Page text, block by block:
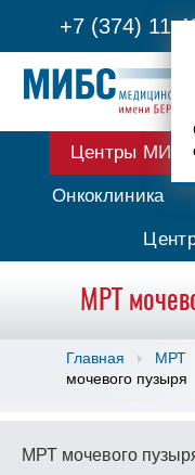
+7 (374) 11
Центры
Онкоклиника
МРТ
Главная МРТ
мочевого пузыря
МРТ мочевого